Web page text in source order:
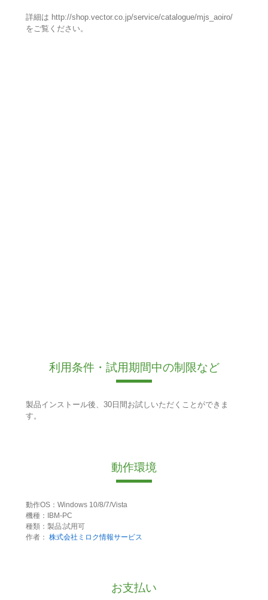
詳細は http://shop.vector.co.jp/service/catalogue/mjs_aoiro/
をご覧ください。
利用条件・試用期間中の制限など
製品インストール後、30日間お試しいただくことができま
す。
動作環境
動作OS：Windows 10/8/7/Vista
機種：IBM-PC
種類：製品:試用可
作者： 株式会社ミロク情報サービス
お支払い